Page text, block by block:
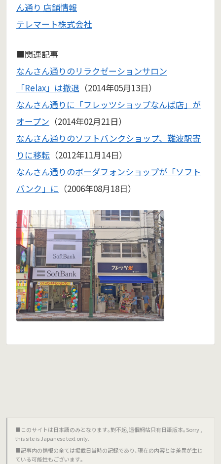
ん通り 店舗情報
テレマート株式会社
■関連記事
なんさん通りのリラクゼーションサロン
「Relax」は撤退 （2014年05月13日）
なんさん通りに「フレッツショップなんば店」が
オープン （2014年02月21日）
なんさん通りのソフトバンクショップ、難波駅寄
りに移転 （2012年11月14日）
なんさん通りのボーダフォンショップが「ソフト
バンク」に （2006年08月18日）
■このサイトは日本語のみとなります｡對不起,這個網站只有日語版本｡Sorry ,
this site is Japanese text only.
■記事内の情報の全ては掲載日当時の記録であり､現在の内容とは差異が生じ
ている可能性もございます｡